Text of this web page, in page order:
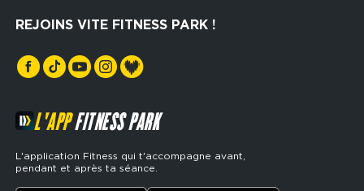
Cross Training
REJOINS VITE FITNESS PARK !
L'APPFITNESS PARK
L'application Fitness qui t'accompagne avant,
pendant et après ta séance.